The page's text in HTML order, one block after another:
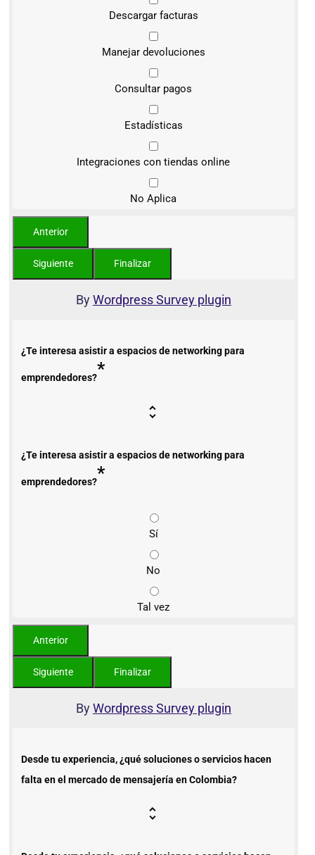
Descargar facturas
Manejar devoluciones
Consultar pagos
Estadísticas
Integraciones con tiendas online
No Aplica
ByWordpress Survey plugin
¿Te interesa asistir a espacios de networking para
emprendedores?*
¿Te interesa asistir a espacios de networking para
emprendedores?*
Sí
No
Tal vez
ByWordpress Survey plugin
Desde tu experiencia, ¿qué soluciones o servicios hacen
falta en el mercado de mensajería en Colombia?